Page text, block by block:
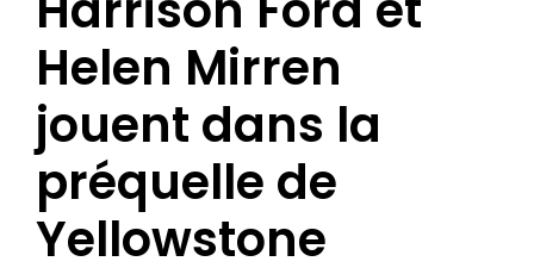
Helen Mirren
jouent dans la
préquelle de
Yellowstone